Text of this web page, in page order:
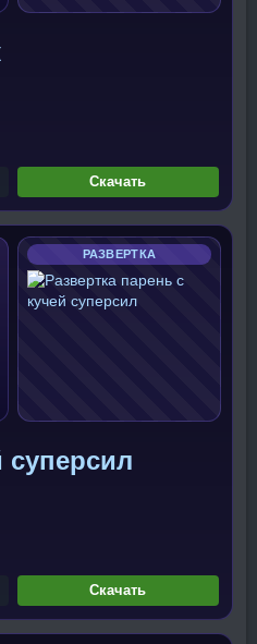
Скачать
РАЗВЕРТКА
суперсил
Скачать